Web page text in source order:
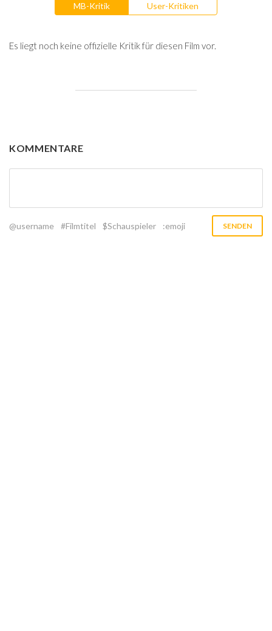
MB-Kritik User-Kritiken
Es liegt noch keine offizielle Kritik für diesen Film vor.
KOMMENTARE
@username #Filmtitel $Schauspieler :emoji